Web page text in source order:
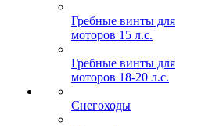
Гребные винты для
моторов 15 л.с.
Гребные винты для
моторов 18-20 л.с.
Снегоходы